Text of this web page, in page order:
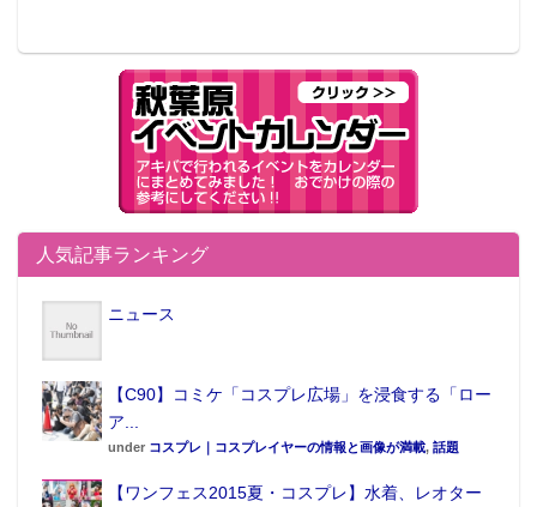
決定している他、タイトルは随時追加し、より多くの
生徒が参加できる環境を整えていくとしている。
また、eスポーツ部では特別支援タイトル以外も活動可
能で、必要に応じて部としてもサポートを行い、様々
なeスポーツ競技にも挑戦していくという。
加えて、同部では、単にゲームの競技スキルを磨くだ
けでなく、部活動の中でリーダーシップやチームワー
従来の部活動が持つ「若者の社会性を育む」という側
面に着目し、リーダーシップ教育の研究で著名な、立
教大経営学部助教授の舘野 泰一氏と共同で、部活動の
なかでの協同やリフレクションを通して部員が「自分
なりのリーダーシップ」を獲得していけるような新し
い学びの構築も狙う。
人気記事ランキング
ニュース
【C90】コミケ「コスプレ広場」を浸食する「ロー
ア...
under コスプレ｜コスプレイヤーの情報と画像が満載, 話題
【ワンフェス2015夏・コスプレ】水着、レオター